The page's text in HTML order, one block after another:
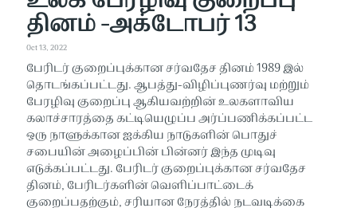
தினம் -அக்டோபர் 13
Oct 13, 2022
பேரிடர் குறைப்புக்கான சர்வதேச தினம் 1989 இல்
தொடங்கப்பட்டது. ஆபத்து-விழிப்புணர்வு மற்றும்
பேரழிவு குறைப்பு ஆகியவற்றின் உலகளாவிய
கலாச்சாரத்தை கட்டியெழுப்ப அர்ப்பணிக்கப்பட்ட
ஒரு நாளுக்கான ஐக்கிய நாடுகளின் பொதுச்
சபையின் அழைப்பின் பின்னர் இந்த முடிவு
எடுக்கப்பட்டது. பேரிடர் குறைப்புக்கான சர்வதேச
தினம், பேரிடர்களின் வெளிப்பாட்டைக்
குறைப்பதற்கும், சரியான நேரத்தில் நடவடிக்கை